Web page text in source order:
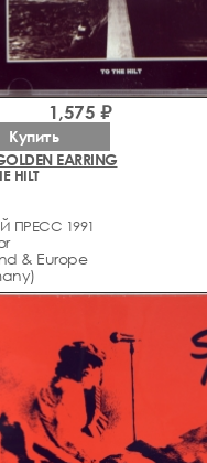
EARRING
HILT
ПРЕСС 1991
& Europe
1,575 ₽
Купить